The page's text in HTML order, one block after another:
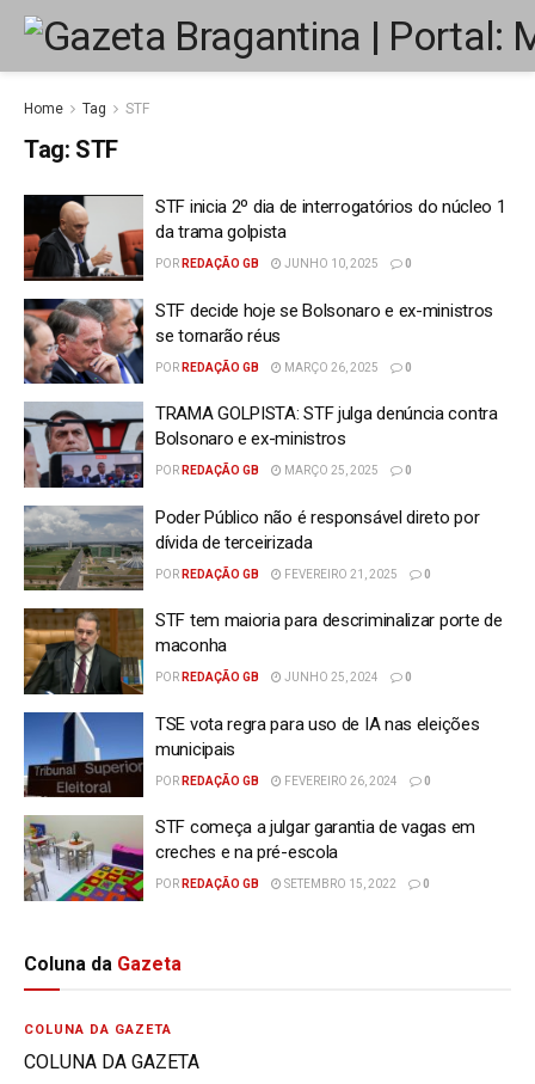
Home Tag STF
Tag: STF
STF inicia 2º dia de interrogatórios do núcleo 1
da trama golpista
POR REDAÇÃO GB JUNHO 10, 2025 0
STF decide hoje se Bolsonaro e ex-ministros
se tornarão réus
POR REDAÇÃO GB MARÇO 26, 2025 0
TRAMA GOLPISTA: STF julga denúncia contra
Bolsonaro e ex-ministros
POR REDAÇÃO GB MARÇO 25, 2025 0
Poder Público não é responsável direto por
dívida de terceirizada
POR REDAÇÃO GB FEVEREIRO 21, 2025 0
STF tem maioria para descriminalizar porte de
maconha
POR REDAÇÃO GB JUNHO 25, 2024 0
TSE vota regra para uso de IA nas eleições
municipais
POR REDAÇÃO GB FEVEREIRO 26, 2024 0
STF começa a julgar garantia de vagas em
creches e na pré-escola
POR REDAÇÃO GB SETEMBRO 15, 2022 0
Coluna da Gazeta
COLUNA DA GAZETA
COLUNA DA GAZETA